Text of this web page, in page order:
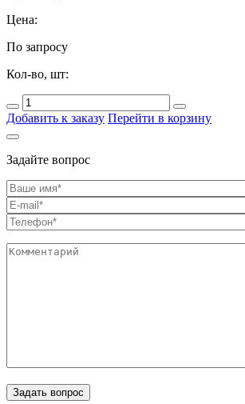
Цена:
По запросу
Кол-во, шт:
Добавить к заказу Перейти в корзину
Задайте вопрос